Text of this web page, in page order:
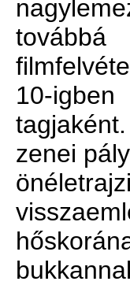
10-
zenei